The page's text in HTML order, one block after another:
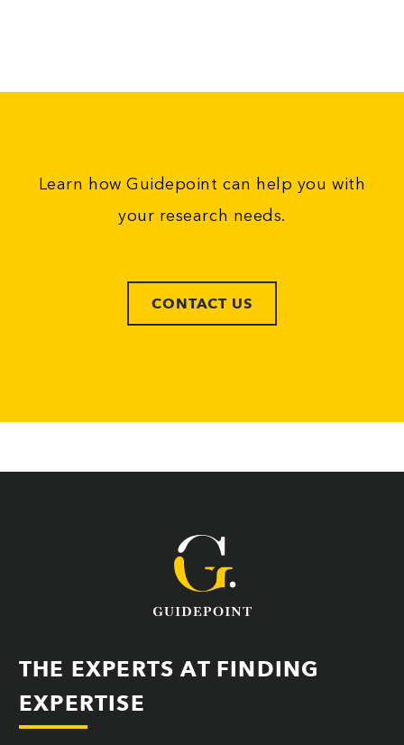
Learn how Guidepoint can help you with
your research needs.
CONTACT US
THE EXPERTS AT FINDING
EXPERTISE